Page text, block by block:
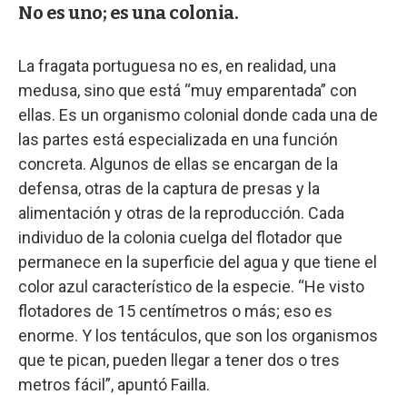
No es uno; es una colonia.
La fragata portuguesa no es, en realidad, una
medusa, sino que está “muy emparentada” con
ellas. Es un organismo colonial donde cada una de
las partes está especializada en una función
concreta. Algunos de ellas se encargan de la
defensa, otras de la captura de presas y la
alimentación y otras de la reproducción. Cada
individuo de la colonia cuelga del flotador que
permanece en la superficie del agua y que tiene el
color azul característico de la especie. “He visto
flotadores de 15 centímetros o más; eso es
enorme. Y los tentáculos, que son los organismos
que te pican, pueden llegar a tener dos o tres
metros fácil”, apuntó Failla.